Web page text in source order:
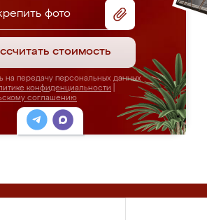
фото
стоимость
на передачу персональных данных
конфиденциальности
соглашению